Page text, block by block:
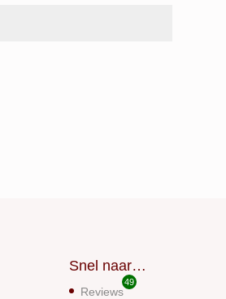
Snel naar…
Reviews
49